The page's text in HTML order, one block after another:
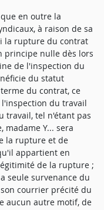
en outre la
à raison de sa
la rupture du contrat
principe nulle dès lors
de l'inspection du
du statut
du contrat, ce
du travail
travail, tel n'étant pas
madame Y... sera
la rupture et de
appartient en
de la rupture ;
seule survenance du
courrier précité du
aucun autre motif, de